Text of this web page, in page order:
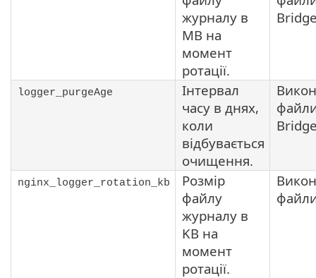
журналу в
MB на
момент
ротації.
logger_purgeAge
Інтервал
часу в днях,
коли
відбувається
очищення.
nginx_logger_rotation_kb
Розмір
файлу
журналу в
KB на
момент
ротації.